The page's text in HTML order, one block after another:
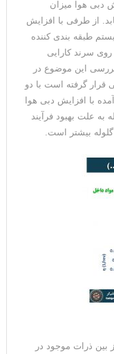
دبی هوا میزان
از طرفی با افزایش
طبقه بندی کننده
سرند کارایی
این موضوع در
قرار گرفته است با دو
با افزایش دبی هوا
به علت بهبود فرآیند
بیشتر است.
بین ذرات موجود در